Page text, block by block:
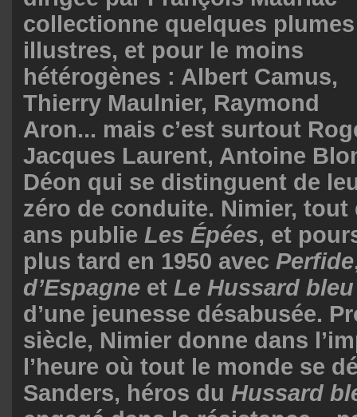
collectionne quelques plumes
illustres, et pour le moins
hétérogènes : Albert Camus,
Thierry Maulnier, Raymond
Aron... mais c’est surtout
Jacques Laurent, Antoine
Déon qui se distinguent de
zéro de conduite. Nimier, tout
ans publie Les Épées, et
plus tard en 1950 avec Perfide
d’Espagne et Le Hussard bleu
d’une jeunesse désabusée.
siècle, Nimier donne dans
l’heure où tout le monde se
Sanders, héros du Hussard